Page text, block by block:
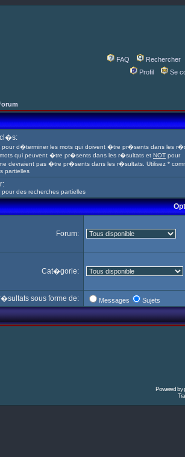
FAQ
Rechercher
Profil
Se
cl�s:
pour d�terminer les mots qui doivent �tre pr�sents dans les
qui peuvent �tre pr�sents dans les r�sultats et NOT pour
devraient pas �tre pr�sents dans les r�sultats. Utilisez *
partielles
des recherches partielles
Forum:
Cat�gorie:
sous forme de: Messages Sujets
Powered by